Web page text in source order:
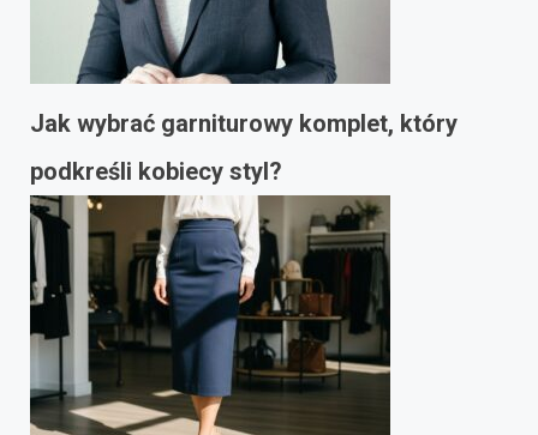
Jak wybrać garniturowy komplet, który
podkreśli kobiecy styl?